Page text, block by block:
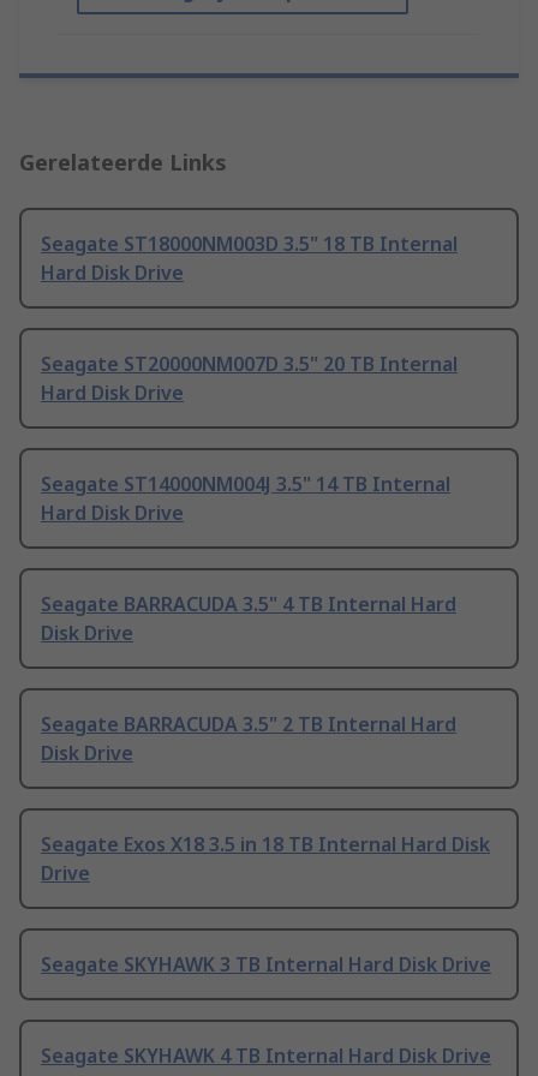
Gerelateerde Links
Seagate ST18000NM003D 3.5" 18 TB Internal
Hard Disk Drive
Seagate ST20000NM007D 3.5" 20 TB Internal
Hard Disk Drive
Seagate ST14000NM004J 3.5" 14 TB Internal
Hard Disk Drive
Seagate BARRACUDA 3.5" 4 TB Internal Hard
Disk Drive
Seagate BARRACUDA 3.5" 2 TB Internal Hard
Disk Drive
Seagate Exos X18 3.5 in 18 TB Internal Hard Disk
Drive
Seagate SKYHAWK 3 TB Internal Hard Disk Drive
Seagate SKYHAWK 4 TB Internal Hard Disk Drive